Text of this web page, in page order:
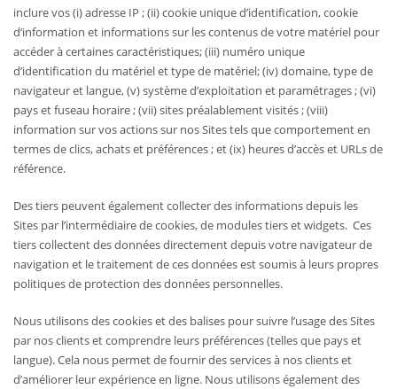
inclure vos (i) adresse IP ; (ii) cookie unique d’identification, cookie
d’information et informations sur les contenus de votre matériel pour
accéder à certaines caractéristiques; (iii) numéro unique
d’identification du matériel et type de matériel; (iv) domaine, type de
navigateur et langue, (v) système d’exploitation et paramétrages ; (vi)
pays et fuseau horaire ; (vii) sites préalablement visités ; (viii)
information sur vos actions sur nos Sites tels que comportement en
termes de clics, achats et préférences ; et (ix) heures d’accès et URLs de
référence.
Des tiers peuvent également collecter des informations depuis les
Sites par l’intermédiaire de cookies, de modules tiers et widgets. Ces
tiers collectent des données directement depuis votre navigateur de
navigation et le traitement de ces données est soumis à leurs propres
politiques de protection des données personnelles.
Nous utilisons des cookies et des balises pour suivre l’usage des Sites
par nos clients et comprendre leurs préférences (telles que pays et
langue). Cela nous permet de fournir des services à nos clients et
d’améliorer leur expérience en ligne. Nous utilisons également des